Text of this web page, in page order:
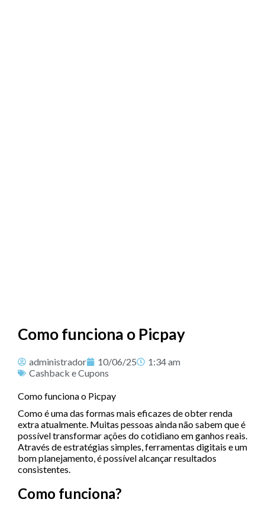
Como funciona o Picpay
administrador 10/06/25
1:34 am
Cashback e Cupons
Como funciona o Picpay
Como é uma das formas mais eficazes de obter renda
extra atualmente. Muitas pessoas ainda não sabem que é
possível transformar ações do cotidiano em ganhos reais.
Através de estratégias simples, ferramentas digitais e um
bom planejamento, é possível alcançar resultados
consistentes.
Como funciona?